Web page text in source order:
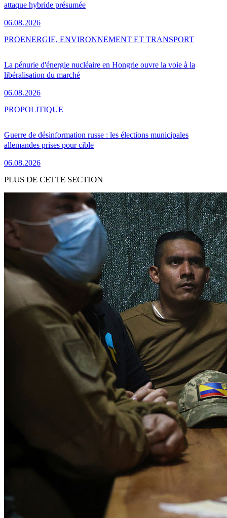
attaque hybride présumée
06.08.2026
La pénurie d'énergie nucléaire en Hongrie ouvre la voie à la
libéralisation du marché
06.08.2026
PROENERGIE, ENVIRONNEMENT ET TRANSPORT
Guerre de désinformation russe : les élections municipales
allemandes prises pour cible
06.08.2026
PROPOLITIQUE
PLUS DE CETTE SECTION